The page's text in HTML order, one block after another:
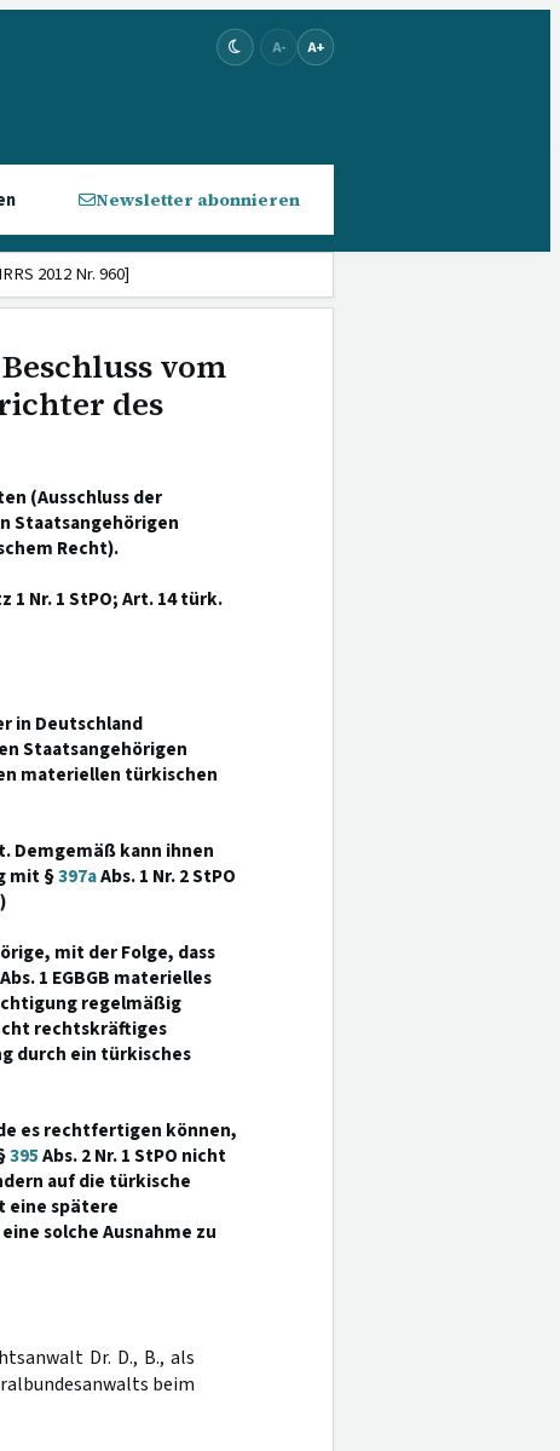
A- A+
Newsletter abonnieren
2012 Nr. 960]
vom
des
(Ausschluss der
Staatsangehörigen
Recht).
1 Nr. 1 StPO; Art. 14 türk.
in Deutschland
Staatsangehörigen
materiellen türkischen
Demgemäß kann ihnen
mit §397aAbs. 1 Nr. 2 StPO
mit der Folge, dass
1 EGBGB materielles
regelmäßig
rechtskräftiges
durch ein türkisches
es rechtfertigen können,
395Abs. 2 Nr. 1 StPO nicht
auf die türkische
eine spätere
solche Ausnahme zu
Dr. D., B., als
beim